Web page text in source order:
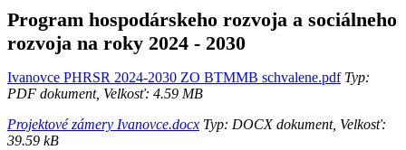
Program hospodárskeho rozvoja a sociálneho
rozvoja na roky 2024 - 2030
Ivanovce PHRSR 2024-2030 ZO BTMMB schvalene.pdfTyp:
PDF dokument, Velkosť: 4.59 MB
Projektové zámery Ivanovce.docx Typ: DOCX dokument, Velkosť:
39.59 kB